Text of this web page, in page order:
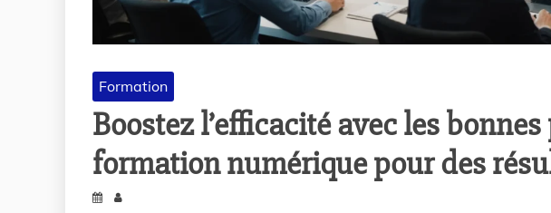
Formation
Boostez l’efficacité avec les
formation numérique pour des